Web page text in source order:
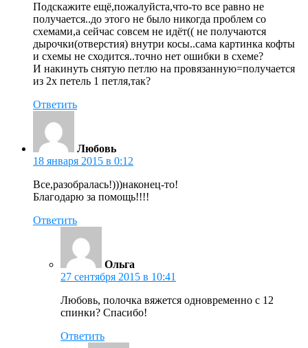
Подскажите ещё,пожалуйста,что-то все равно не
получается..до этого не было никогда проблем со
схемами,а сейчас совсем не идёт(( не получаются
дырочки(отверстия) внутри косы..сама картинка кофты
и схемы не сходится..точно нет ошибки в схеме?
И накинуть снятую петлю на провязанную=получается
из 2х петель 1 петля,так?
Ответить
Любовь
18 января 2015 в 0:12
Все,разобралась!)))наконец-то!
Благодарю за помощь!!!!
Ответить
Ольга
27 сентября 2015 в 10:41
Любовь, полочка вяжется одновременно с 12
спинки? Спасибо!
Ответить